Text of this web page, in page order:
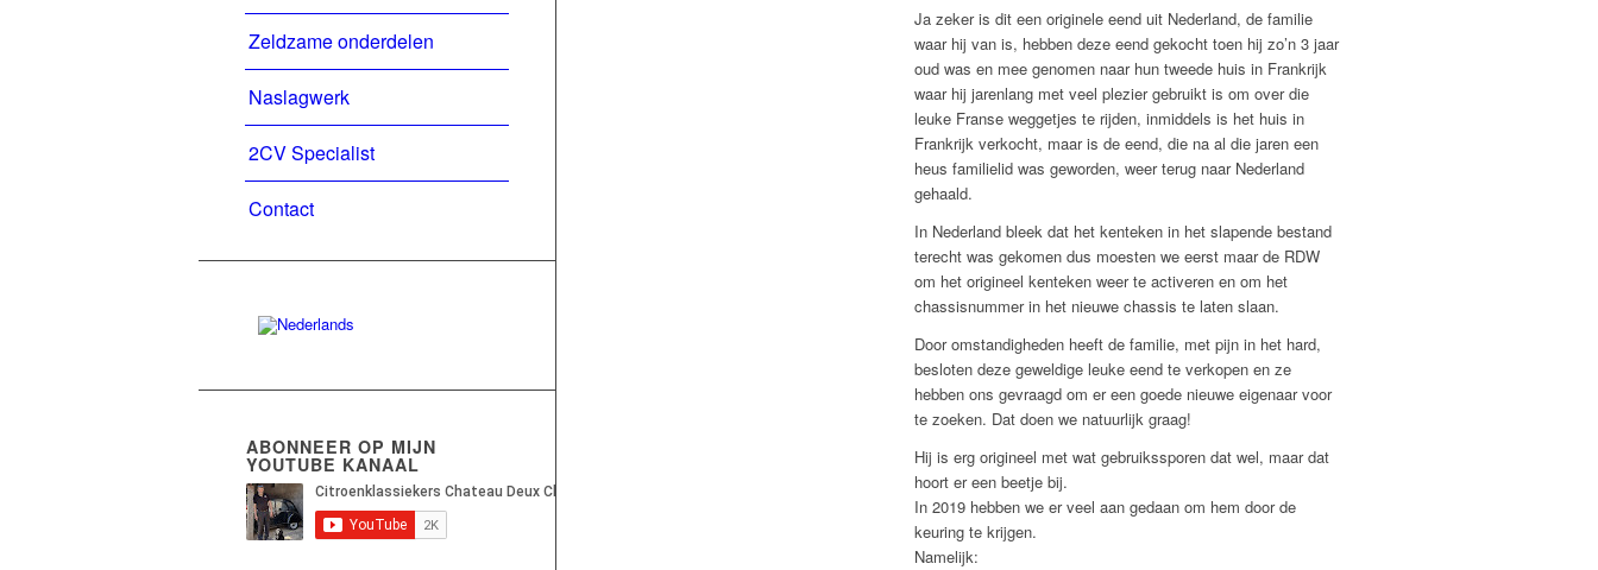
Zeldzame onderdelen
Naslagwerk
2CV Specialist
Contact
ABONNEER OP MIJN
YOUTUBE KANAAL
Ja zeker is dit een originele eend uit Nederland, de familie
waar hij van is, hebben deze eend gekocht toen hij zo’n 3 jaar
oud was en mee genomen naar hun tweede huis in Frankrijk
waar hij jarenlang met veel plezier gebruikt is om over die
leuke Franse weggetjes te rijden, inmiddels is het huis in
Frankrijk verkocht, maar is de eend, die na al die jaren een
heus familielid was geworden, weer terug naar Nederland
gehaald.
In Nederland bleek dat het kenteken in het slapende bestand
terecht was gekomen dus moesten we eerst maar de RDW
om het origineel kenteken weer te activeren en om het
chassisnummer in het nieuwe chassis te laten slaan.
Door omstandigheden heeft de familie, met pijn in het hard,
besloten deze geweldige leuke eend te verkopen en ze
hebben ons gevraagd om er een goede nieuwe eigenaar voor
te zoeken. Dat doen we natuurlijk graag!
Hij is erg origineel met wat gebruikssporen dat wel, maar dat
hoort er een beetje bij.
In 2019 hebben we er veel aan gedaan om hem door de
keuring te krijgen.
Namelijk: